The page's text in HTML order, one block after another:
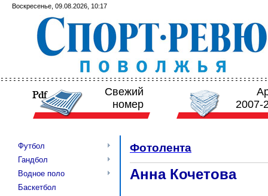
Воскресенье, 09.08.2026, 10:17
Свежий
номер
2007-
Футбол
Гандбол
Водное поло
Баскетбол
Фотолента
Анна Кочетова